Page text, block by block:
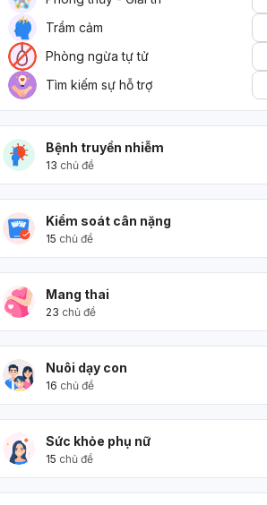
Trầm cảm
Phòng ngừa tự tử
Tìm kiếm sự hỗ trợ
Bệnh truyền nhiễm
13 chủ đề
Kiểm soát cân nặng
15 chủ đề
Mang thai
23 chủ đề
Nuôi dạy con
16 chủ đề
Sức khỏe phụ nữ
15 chủ đề